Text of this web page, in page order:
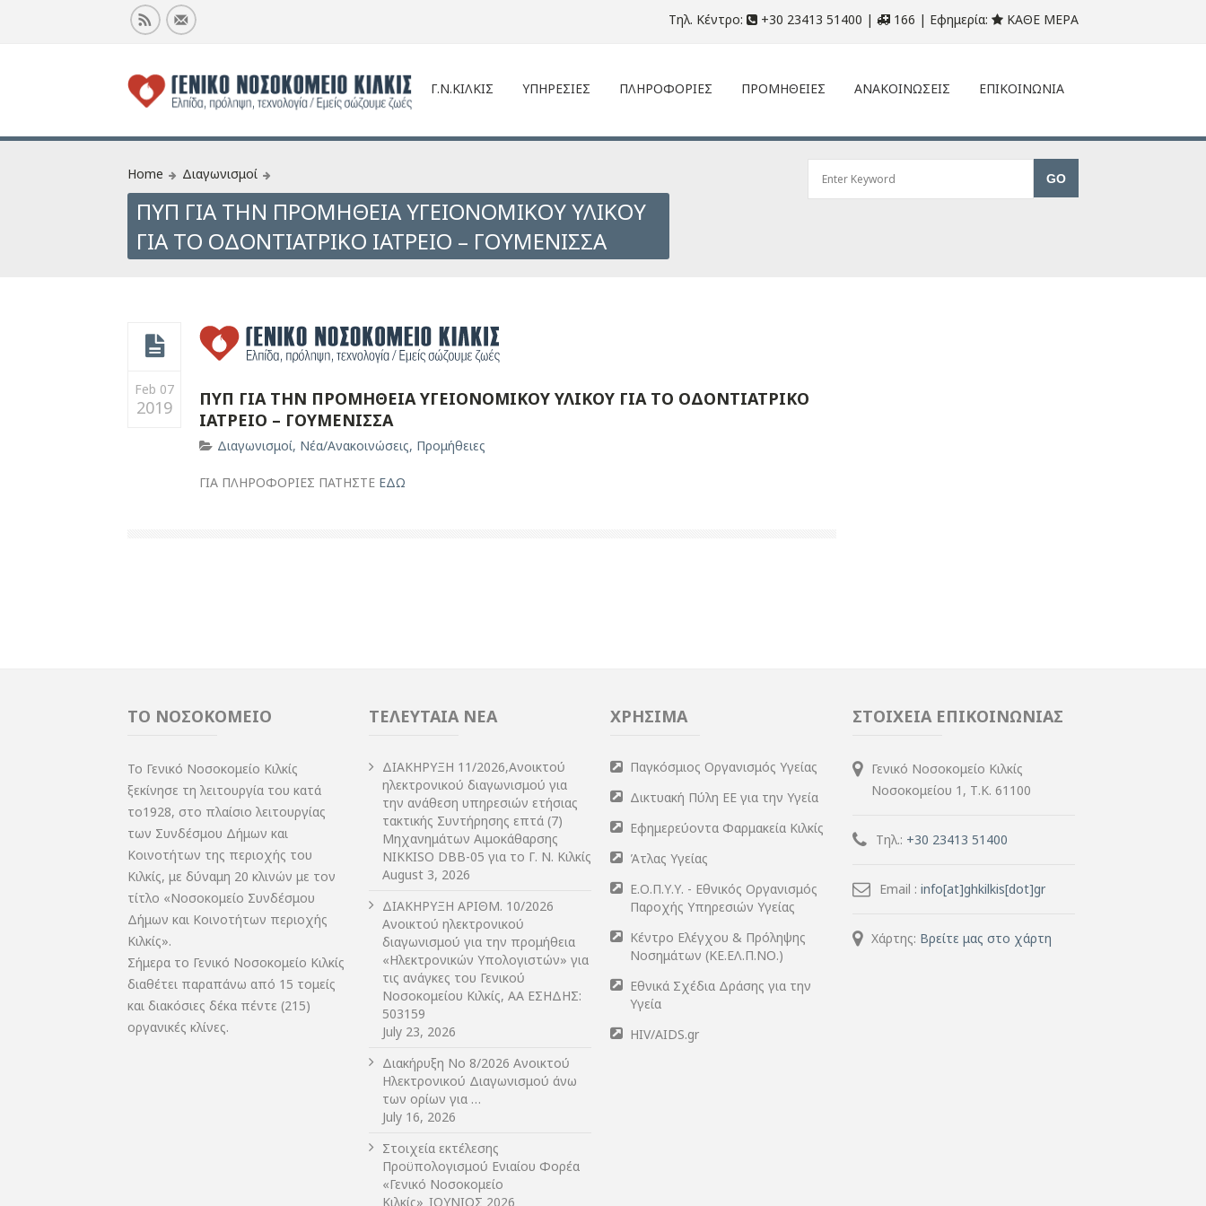
Τηλ. Κέντρο: +30 23413 51400 | 166 | Εφημερία: ΚΑΘΕ ΜΕΡΑ
Γ.Ν.ΚΙΛΚΙΣ ΥΠΗΡΕΣΙΕΣ ΠΛΗΡΟΦΟΡΙΕΣ ΠΡΟΜΗΘΕΙΕΣ ΑΝΑΚΟΙΝΩΣΕΙΣ ΕΠΙΚΟΙΝΩΝΙΑ
Home Διαγωνισμοί
ΠΥΠ ΓΙΑ ΤΗΝ ΠΡΟΜΗΘΕΙΑ ΥΓΕΙΟΝΟΜΙΚΟΥ ΥΛΙΚΟΥ
ΓΙΑ ΤΟ ΟΔΟΝΤΙΑΤΡΙΚΟ ΙΑΤΡΕΙΟ – ΓΟΥΜΕΝΙΣΣΑ
Feb 07
2019
ΠΥΠ ΓΙΑ ΤΗΝ ΠΡΟΜΗΘΕΙΑ ΥΓΕΙΟΝΟΜΙΚΟΥ ΥΛΙΚΟΥ ΓΙΑ ΤΟ ΟΔΟΝΤΙΑΤΡΙΚΟ
ΙΑΤΡΕΙΟ – ΓΟΥΜΕΝΙΣΣΑ
Διαγωνισμοί, Νέα/Ανακοινώσεις, Προμήθειες
ΓΙΑ ΠΛΗΡΟΦΟΡΙΕΣ ΠΑΤΗΣΤΕ ΕΔΩ
ΤΟ ΝΟΣΟΚΟΜΕΙΟ
Το Γενικό Νοσοκομείο Κιλκίς
ξεκίνησε τη λειτουργία του κατά
το1928, στο πλαίσιο λειτουργίας
των Συνδέσμου Δήμων και
Κοινοτήτων της περιοχής του
Κιλκίς, με δύναμη 20 κλινών με τον
τίτλο «Νοσοκομείο Συνδέσμου
Δήμων και Κοινοτήτων περιοχής
Κιλκίς».
Σήμερα το Γενικό Νοσοκομείο Κιλκίς
διαθέτει παραπάνω από 15 τομείς
και διακόσιες δέκα πέντε (215)
οργανικές κλίνες.
ΤΕΛΕΥΤΑΙΑ ΝΕΑ
ΔIΑΚΗΡΥΞΗ 11/2026,Ανοικτού
ηλεκτρονικού διαγωνισμού για
την ανάθεση υπηρεσιών ετήσιας
τακτικής Συντήρησης επτά (7)
Μηχανημάτων Αιμοκάθαρσης
NIKKISO DBB-05 για το Γ. Ν. Κιλκίς
August 3, 2026
ΔIΑΚΗΡΥΞΗ ΑΡIΘΜ. 10/2026
Ανοικτού ηλεκτρονικού
διαγωνισμού για την προμήθεια
«Ηλεκτρονικών Υπολογιστών» για
τις ανάγκες του Γενικού
Νοσοκομείου Κιλκίς, ΑΑ ΕΣΗΔΗΣ:
503159
July 23, 2026
Διακήρυξη Νο 8/2026 Ανοικτού
Ηλεκτρονικού Διαγωνισμού άνω
των ορίων για …
July 16, 2026
Στοιχεία εκτέλεσης
Προϋπολογισμού Ενιαίου Φορέα
«Γενικό Νοσοκομείο
Κιλκίς»_ΙΟΥΝΙΟΣ 2026
ΧΡΗΣΙΜΑ
Παγκόσμιος Οργανισμός Υγείας
Δικτυακή Πύλη ΕΕ για την Υγεία
Εφημερεύοντα Φαρμακεία Κιλκίς
Άτλας Υγείας
Ε.Ο.Π.Υ.Υ. - Εθνικός Οργανισμός
Παροχής Υπηρεσιών Υγείας
Κέντρο Ελέγχου & Πρόληψης
Νοσημάτων (ΚΕ.ΕΛ.Π.ΝΟ.)
Εθνικά Σχέδια Δράσης για την
Υγεία
HIV/AIDS.gr
ΣΤΟΙΧΕΙΑ ΕΠΙΚΟΙΝΩΝΙΑΣ
Γενικό Νοσοκομείο Κιλκίς
Νοσοκομείου 1, Τ.Κ. 61100
Τηλ.: +30 23413 51400
Email : info[at]ghkilkis[dot]gr
Χάρτης: Βρείτε μας στο χάρτη